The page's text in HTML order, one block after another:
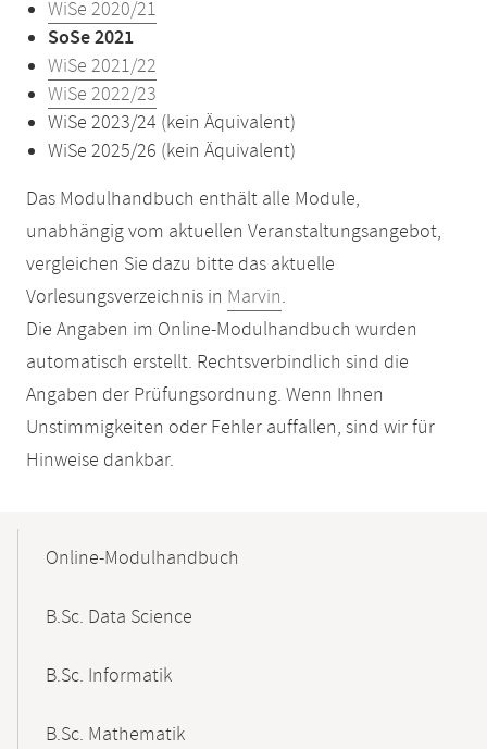
WiSe 2020/21
SoSe 2021
WiSe 2021/22
WiSe 2022/23
WiSe 2023/24 (kein Äquivalent)
WiSe 2025/26 (kein Äquivalent)
Das Modulhandbuch enthält alle Module,
unabhängig vom aktuellen Veranstaltungsangebot,
vergleichen Sie dazu bitte das aktuelle
Vorlesungsverzeichnis in Marvin.
Die Angaben im Online-Modulhandbuch wurden
automatisch erstellt. Rechtsverbindlich sind die
Angaben der Prüfungsordnung. Wenn Ihnen
Unstimmigkeiten oder Fehler auffallen, sind wir für
Hinweise dankbar.
NavigationOnline-Modulhandbuch
B.Sc. Data Science
B.Sc. Informatik
B.Sc. Mathematik